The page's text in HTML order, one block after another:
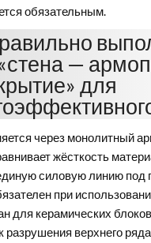
обязательным.
—
для
через монолитный
жёсткость
силовую линию под
при
для керамических
разрушения верхнего